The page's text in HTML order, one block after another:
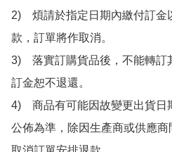
2)　煩請於指定日期內繳付訂
款，訂單將作取消。
3)　落實訂購貨品後，不能轉訂
訂金恕不退還。
4)　商品有可能因故變更出貨
公佈為準，除因生產商或供應